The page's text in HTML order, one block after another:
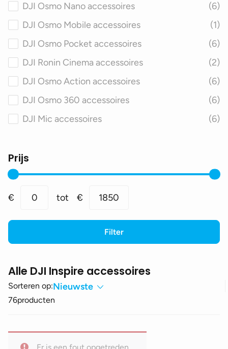
DJI Avata accessoires
(131)
DJI FPV accessoires
(108)
DJI Matrice accessoires
(108)
DJI Spark accessoires
(59)
DJI Inspire accessoires
(76)
DJI Agras accessoires
(64)
DJI Smart Controller accessoires
(34)
DJI Osmo Nano accessoires
(6)
DJI Osmo Mobile accessoires
(1)
DJI Osmo Pocket accessoires
(6)
DJI Ronin Cinema accessoires
(2)
DJI Osmo Action accessoires
(6)
DJI Osmo 360 accessoires
(6)
DJI Mic accessoires
(6)
Prijs
prijs
prijs
€ 0 tot € 1850
Filter
Alle DJI Inspire accessoires
Sorteren op:Nieuwste
76producten